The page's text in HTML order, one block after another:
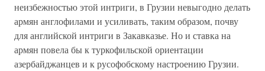
неизбежностью этой интриги, в Грузии невыгодно делать
армян англофилами и усиливать, таким образом, почву
для английской интриги в Закавказье. Но и ставка на
армян повела бы к туркофильской ориентации
азербайджанцев и к русофобскому настроению Грузии.